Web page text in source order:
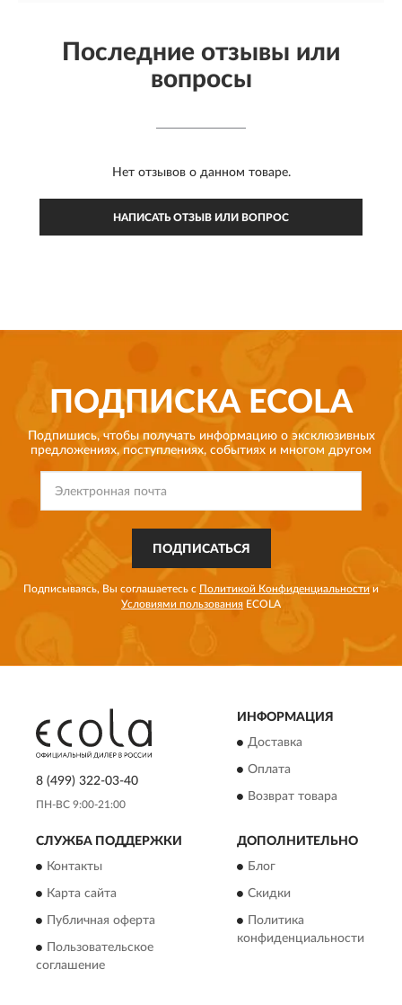
Последние отзывы или
вопросы
Нет отзывов о данном товаре.
НАПИСАТЬ ОТЗЫВ ИЛИ ВОПРОС
ПОДПИСКА ECOLA
Подпишись, чтобы получать информацию о эксклюзивных
предложениях, поступлениях, событиях и многом другом
ПОДПИСАТЬСЯ
Подписываясь, Вы соглашаетесь с Политикой Конфиденциальности и
Условиями пользования ECOLA
8 (499) 322-03-40
ПН-ВС 9:00-21:00
ИНФОРМАЦИЯ
Доставка
Оплата
Возврат товара
СЛУЖБА ПОДДЕРЖКИ
Контакты
Карта сайта
Публичная оферта
Пользовательское
соглашение
ДОПОЛНИТЕЛЬНО
Блог
Скидки
Политика
конфиденциальности